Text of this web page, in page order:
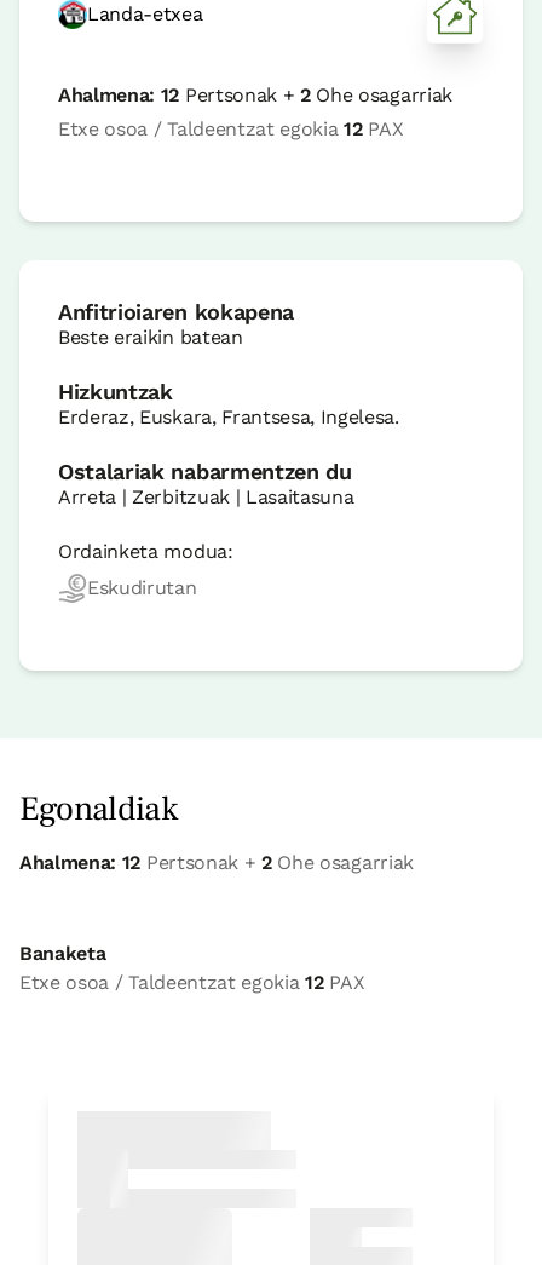
Landa-etxea
Ahalmena: 12 Pertsonak +2Ohe osagarriak
Etxe osoa / Taldeentzat egokia12PAX
Anfitrioiaren kokapena
Beste eraikin batean
Hizkuntzak
Erderaz, Euskara, Frantsesa, Ingelesa.
Ostalariak nabarmentzen du
Arreta | Zerbitzuak | Lasaitasuna
Ordainketa modua:
Eskudirutan
Egonaldiak
Ahalmena: 12 Pertsonak +2Ohe osagarriak
Banaketa
Etxe osoa / Taldeentzat egokia12PAX